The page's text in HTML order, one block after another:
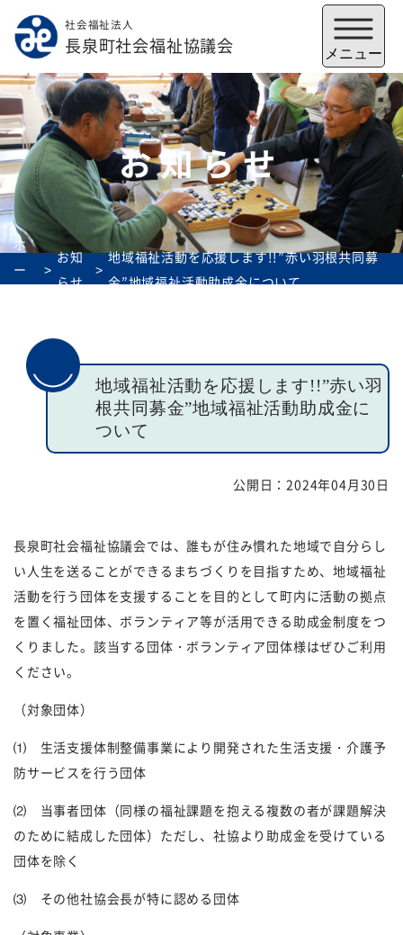
社会福祉法人
長泉町社会福祉協議会 メニュー
メニューを閉じる
社協とは サービス
福祉団体
情報公表
お問い合せ お知らせ
行事予定 リンク
お知らせ
ホ
ー
お知
らせ
地域福祉活動を応援します!!”赤い羽根共同募
金”地域福祉活動助成金について
地域福祉活動を応援します!!”赤い羽
根共同募金”地域福祉活動助成金に
ついて
公開日：2024年04月30日
長泉町社会福祉協議会では、誰もが住み慣れた地域で自分らし
い人生を送ることができるまちづくりを目指すため、地域福祉
活動を行う団体を支援することを目的として町内に活動の拠点
を置く福祉団体、ボランティア等が活用できる助成金制度をつ
くりました。該当する団体・ボランティア団体様はぜひご利用
ください。
（対象団体）
⑴ 生活支援体制整備事業により開発された生活支援・介護予
防サービスを行う団体
⑵ 当事者団体（同様の福祉課題を抱える複数の者が課題解決
のために結成した団体）ただし、社協より助成金を受けている
団体を除く
⑶ その他社協会長が特に認める団体